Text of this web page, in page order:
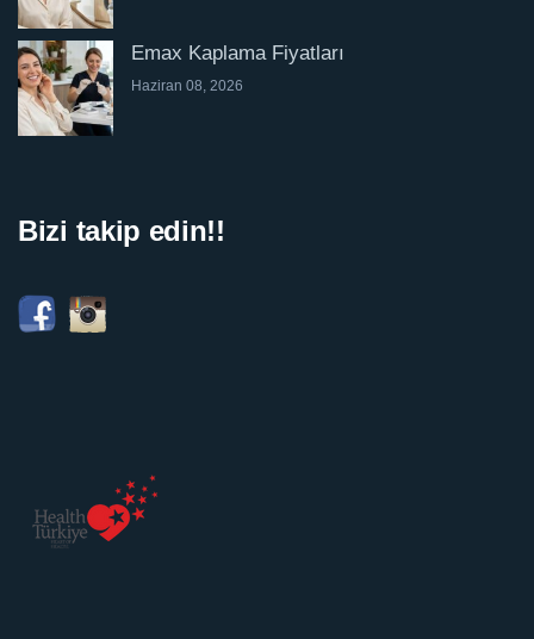
Emax Kaplama Fiyatları
Haziran 08, 2026
Bizi takip edin!!